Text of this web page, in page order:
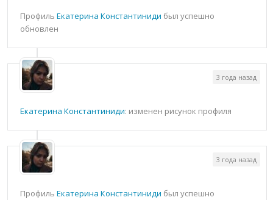
Профиль Екатерина Константиниди был успешно
обновлен
Екатерина Константиниди: изменен рисунок профиля
3 года назад
Профиль Екатерина Константиниди был успешно
3 года назад